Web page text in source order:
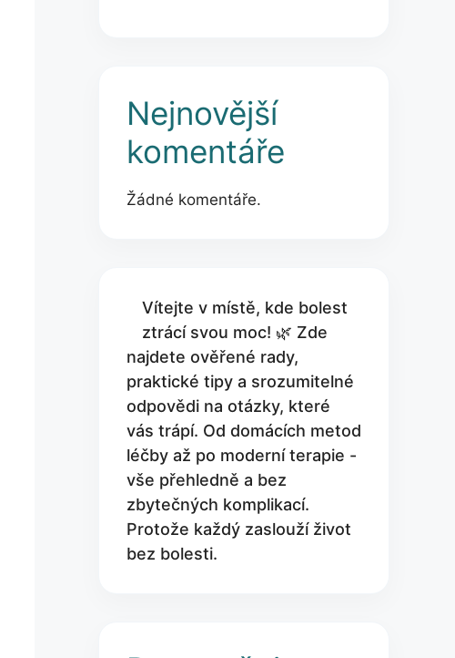
Nejnovější
komentáře
Žádné komentáře.
Vítejte v místě, kde bolest
ztrácí svou moc! 🌿 Zde
najdete ověřené rady,
praktické tipy a srozumitelné
odpovědi na otázky, které
vás trápí. Od domácích metod
léčby až po moderní terapie -
vše přehledně a bez
zbytečných komplikací.
Protože každý zaslouží život
bez bolesti.